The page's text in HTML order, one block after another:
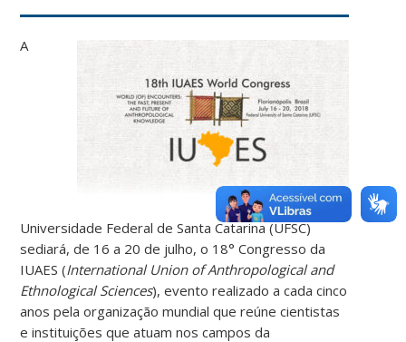
A
Universidade Federal de Santa Catarina (UFSC)
sediará, de 16 a 20 de julho, o 18° Congresso da
IUAES (International Union of Anthropological and
Ethnological Sciences), evento realizado a cada cinco
anos pela organização mundial que reúne cientistas
e instituições que atuam nos campos da